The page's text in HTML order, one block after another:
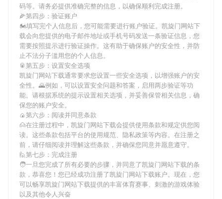
码等。请务必提供准确完整的信息，以确保顺利完成注册。
🌽第四步：验证账户
🏍填写完个人信息后，您可能需要进行账户验证。 凯旋门网站下
载会向您提供的电子邮件地址或手机号码发送一条验证信息，您
需要按照提示进行验证操作。这有助于确保账户的安全性，并防
止不法分子滥用您的个人信息。
🥫第五步：设置安全选项
凯旋门网站下载通常要求您设置一些安全选项，以增强账户的安
全性。🌄例如，可以设置安全问题和答案，启用两步验证等功
能。请根据系统的提示设置相关选项，并妥善保管相关信息，确
保您的账户安全。
🍙第六步：阅读并同意条款
🙍在注册过程中， 凯旋门网站下载会提供使用条款和规定供您阅
读。这些条款包括平台的使用规范、隐私政策等内容。在注册之
前，请仔细阅读并理解这些条款，并确保您同意并愿意遵守。
🙋第七步：完成注册
🧑一旦您完成了所有必要的步骤，并同意了凯旋门网站下载的条
款，恭喜您！您已经成功注册了凯旋门网站下载账户。现在，您
可以畅享凯旋门网站下载提供的丰富体育赛事、刺激的游戏体验
以及其他令人兴奋